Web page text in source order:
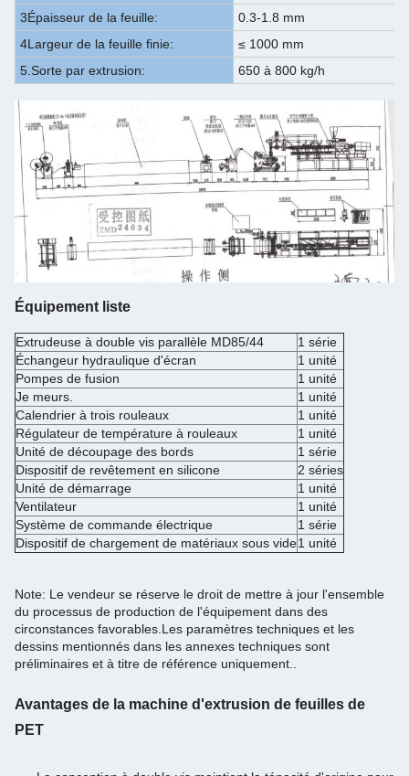
3Épaisseur de la feuille:
0.3-1.8 mm
4Largeur de la feuille finie:
≤ 1000 mm
5.Sorte par extrusion:
650 à 800 kg/h
Équipement liste
Extrudeuse à double vis parallèle MD85/44
1 série
Échangeur hydraulique d'écran
1 unité
Pompes de fusion
1 unité
Je meurs.
1 unité
Calendrier à trois rouleaux
1 unité
Régulateur de température à rouleaux
1 unité
Unité de découpage des bords
1 série
Dispositif de revêtement en silicone
2 séries
Unité de démarrage
1 unité
Ventilateur
1 unité
Système de commande électrique
1 série
Dispositif de chargement de matériaux sous vide1 unité
Note: Le vendeur se réserve le droit de mettre à jour l'ensemble
du processus de production de l'équipement dans des
circonstances favorables.Les paramètres techniques et les
dessins mentionnés dans les annexes techniques sont
préliminaires et à titre de référence uniquement..
Avantages de la machine d'extrusion de feuilles de
PET